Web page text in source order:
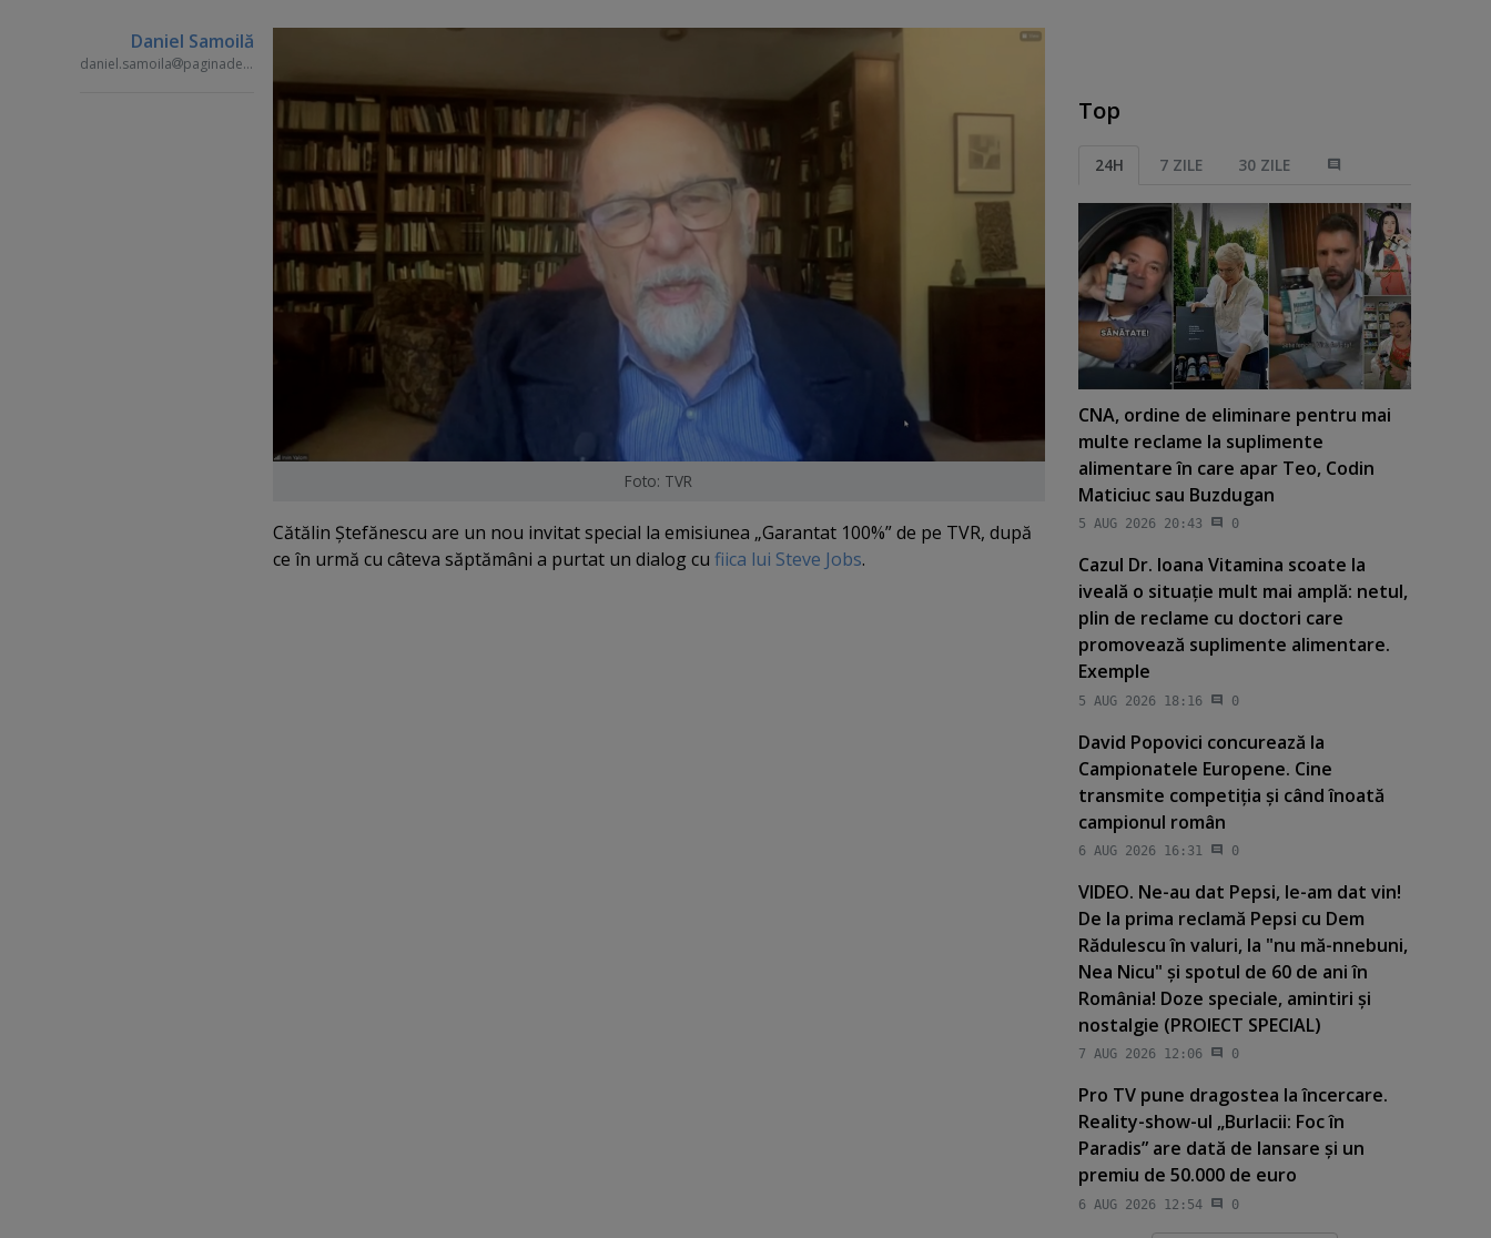
Daniel Samoilă
daniel.samoila paginademedia.ro
Foto: TVR
Cătălin Ştefănescu are un nou invitat special la emisiunea „Garantat 100%” de pe TVR, după
ce în urmă cu câteva săptămâni a purtat un dialog cu fiica lui Steve Jobs.
Top
24H 7 ZILE 30 ZILE
CNA, ordine de eliminare pentru mai
multe reclame la suplimente
alimentare în care apar Teo, Codin
Maticiuc sau Buzdugan
5 AUG 2026 20:43 0
Cazul Dr. Ioana Vitamina scoate la
iveală o situaţie mult mai amplă: netul,
plin de reclame cu doctori care
promovează suplimente alimentare.
Exemple
5 AUG 2026 18:16 0
David Popovici concurează la
Campionatele Europene. Cine
transmite competiţia şi când înoată
campionul român
6 AUG 2026 16:31 0
VIDEO. Ne-au dat Pepsi, le-am dat vin!
De la prima reclamă Pepsi cu Dem
Rădulescu în valuri, la "nu mă-nnebuni,
Nea Nicu" şi spotul de 60 de ani în
România! Doze speciale, amintiri şi
nostalgie (PROIECT SPECIAL)
7 AUG 2026 12:06 0
Pro TV pune dragostea la încercare.
Reality-show-ul „Burlacii: Foc în
Paradis” are dată de lansare şi un
premiu de 50.000 de euro
6 AUG 2026 12:54 0